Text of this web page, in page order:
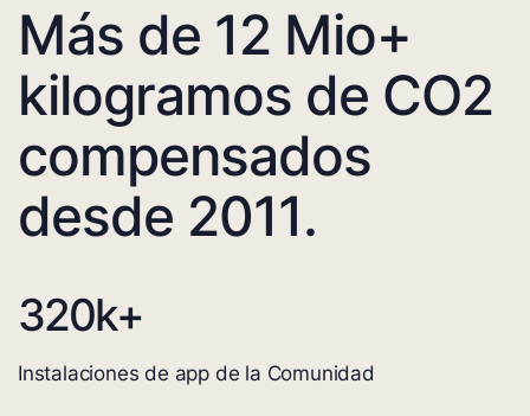
Más de 12 Mio+
kilogramos de CO2
compensados
desde 2011.
320k+
Instalaciones de app de la Comunidad